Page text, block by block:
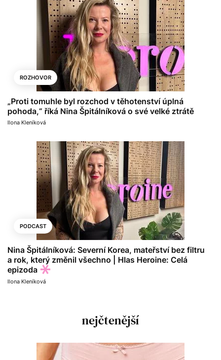
ROZHOVOR
„Proti tomuhle byl rozchod v těhotenství úplná
pohoda,“ říká Nina Špitálníková o své velké ztrátě
Ilona Kleníková
PODCAST
Nina Špitálníková: Severní Korea, mateřství bez filtru
a rok, který změnil všechno | Hlas Heroine: Celá
epizoda
Ilona Kleníková
nejčtenější